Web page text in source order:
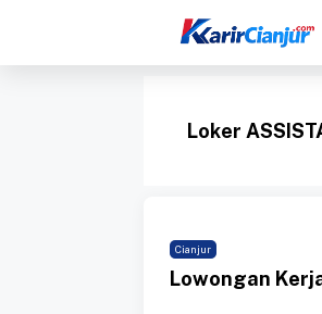
isi
Loker
Cianjur
Lowongan